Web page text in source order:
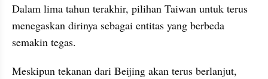
Dalam lima tahun terakhir, pilihan Taiwan untuk terus
menegaskan dirinya sebagai entitas yang berbeda
semakin tegas.
Meskipun tekanan dari Beijing akan terus berlanjut,